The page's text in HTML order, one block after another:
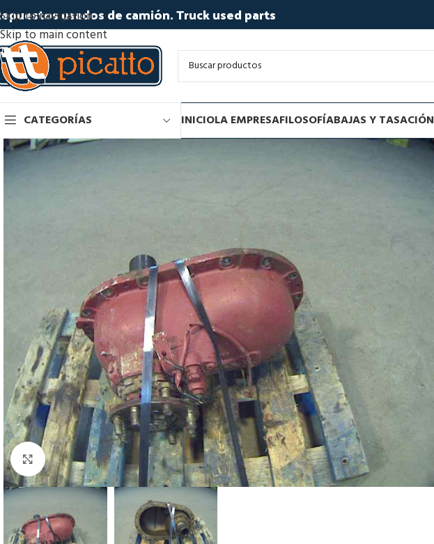
Skip to navigation
Skip to main content
usados de camión. Truck used parts
CATEGORÍAS INICIOLA EMPRESAFILOSOFÍABAJAS Y TASACIÓN
Click to enlarge